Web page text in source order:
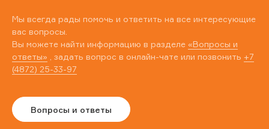
Мы всегда рады помочь и ответить на все интересующие
вас вопросы.
Вы можете найти информацию в разделе «Вопросы и
ответы» , задать вопрос в онлайн-чате или позвонить +7
(4872) 25-33-97
Вопросы и ответы